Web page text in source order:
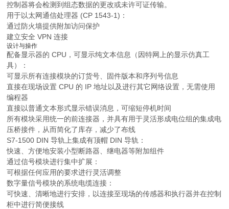
控制器将会检测到组态数据的更改或未许可证传输。
用于以太网通信处理器 (CP 1543-1)：
通过防火墙提供附加访问保护
建立安全 VPN 连接
设计与操作
配备显示器的 CPU，可显示纯文本信息（因特网上的显示仿真工
具）：
可显示所有连接模块的订货号、固件版本和序列号信息
直接在现场设置 CPU 的 IP 地址以及进行其它网络设置，无需使用
编程器
直接以普通文本形式显示错误消息，可缩短停机时间
所有模块采用统一的前连接器，并具有用于灵活形成电位组的集成电
压桥接件，从而简化了库存，减少了布线
S7-1500 DIN 导轨上集成有顶帽 DIN 导轨：
快速、方便地安装小型断路器、继电器等附加组件
通过信号模块进行集中扩展：
可根据任何应用的要求进行灵活调整
数字量信号模块的系统电缆连接：
可快速、清晰地进行安排，以连接至现场的传感器和执行器并在控制
柜中进行简便接线